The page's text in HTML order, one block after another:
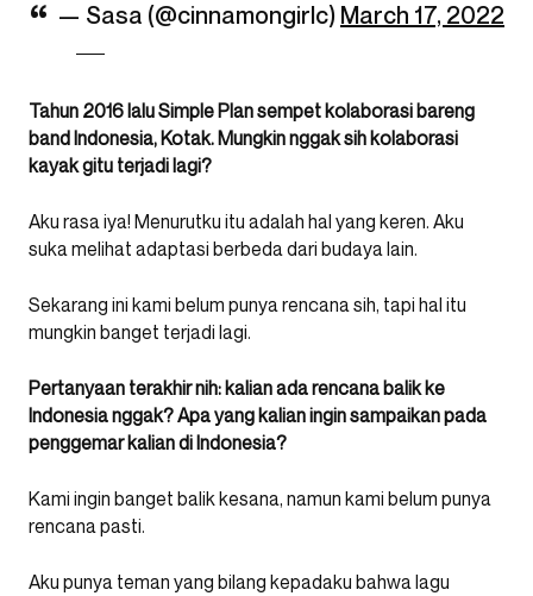
— Sasa (@cinnamongirlc) March 17, 2022
Tahun 2016 lalu Simple Plan sempet kolaborasi bareng
band Indonesia, Kotak. Mungkin nggak sih kolaborasi
kayak gitu terjadi lagi?
Aku rasa iya! Menurutku itu adalah hal yang keren. Aku
suka melihat adaptasi berbeda dari budaya lain.
Sekarang ini kami belum punya rencana sih, tapi hal itu
mungkin banget terjadi lagi.
Pertanyaan terakhir nih: kalian ada rencana balik ke
Indonesia nggak? Apa yang kalian ingin sampaikan pada
penggemar kalian di Indonesia?
Kami ingin banget balik kesana, namun kami belum punya
rencana pasti.
Aku punya teman yang bilang kepadaku bahwa lagu